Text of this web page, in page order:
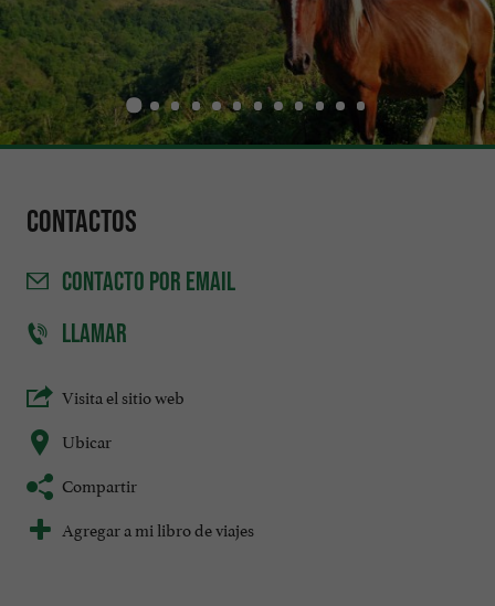
Contactos
CONTACTO POR EMAIL
LLAMAR
Visita el sitio web
Ubicar
Compartir
Agregar a mi libro de viajes